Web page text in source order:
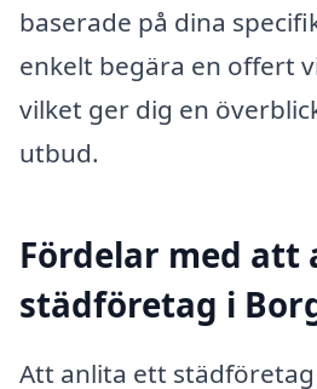
baserade på dina
enkelt begära en offert
vilket ger dig en
utbud.
Fördelar med
städföretag i
Att anlita ett